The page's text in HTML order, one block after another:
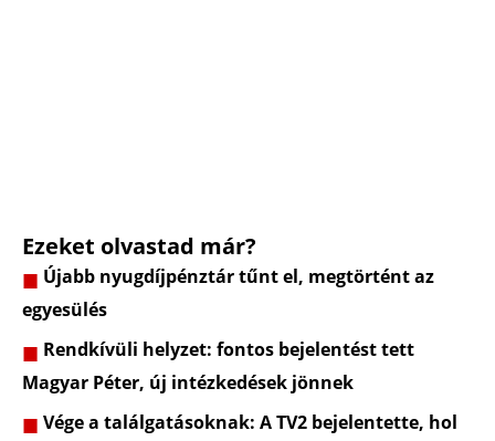
Ezeket olvastad már?
Újabb nyugdíjpénztár tűnt el, megtörtént az
egyesülés
Rendkívüli helyzet: fontos bejelentést tett
Magyar Péter, új intézkedések jönnek
Vége a találgatásoknak: A TV2 bejelentette, hol